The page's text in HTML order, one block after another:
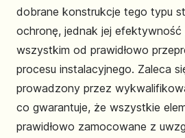
dobrane konstrukcje tego typu
ochronę, jednak jej efektywność
wszystkim od prawidłowo
procesu instalacyjnego. Zaleca
prowadzony przez
co gwarantuje, że wszystkie
prawidłowo zamocowane z